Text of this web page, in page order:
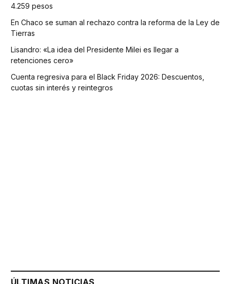
4.259 pesos
En Chaco se suman al rechazo contra la reforma de la Ley de
Tierras
Lisandro: «La idea del Presidente Milei es llegar a
retenciones cero»
Cuenta regresiva para el Black Friday 2026: Descuentos,
cuotas sin interés y reintegros
ÚLTIMAS NOTICIAS